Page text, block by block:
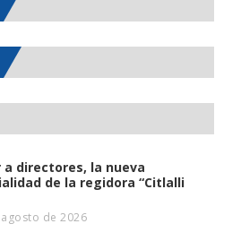
a directores, la nueva
de la regidora “Citlalli
de 2026